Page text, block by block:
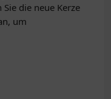
die neue Kerze
um